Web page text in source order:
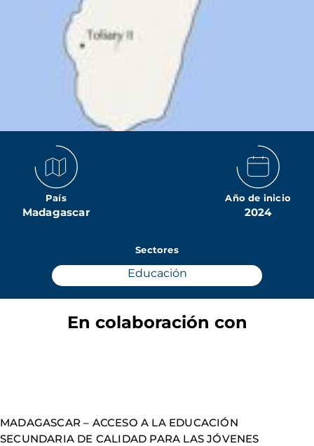
País
Madagascar
Año de inicio
2024
Sectores
Educación
En colaboración con
MADAGASCAR – ACCESO A LA EDUCACIÓN
SECUNDARIA DE CALIDAD PARA LAS JÓVENES